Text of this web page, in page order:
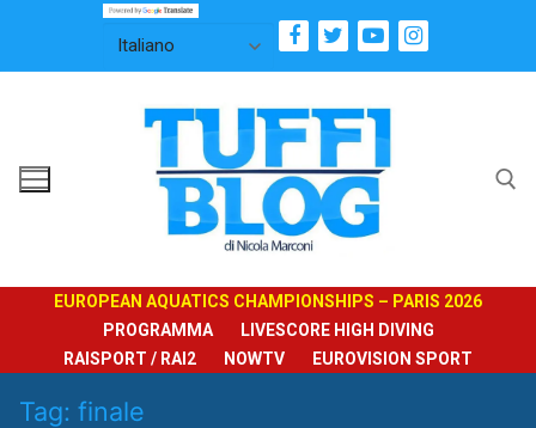
contenuto
EUROPEAN AQUATICS CHAMPIONSHIPS – PARIS 2026
PROGRAMMA
LIVESCORE HIGH DIVING
RAISPORT / RAI2
NOWTV EUROVISION SPORT
Tag: finale